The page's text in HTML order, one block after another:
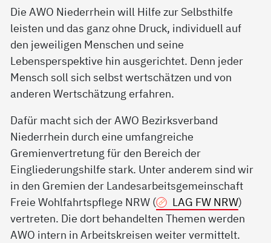
Die AWO Niederrhein will Hilfe zur Selbsthilfe
leisten und das ganz ohne Druck, individuell auf
den jeweiligen Menschen und seine
Lebensperspektive hin ausgerichtet. Denn jeder
Mensch soll sich selbst wertschätzen und von
anderen Wertschätzung erfahren.
Dafür macht sich der AWO Bezirksverband
Niederrhein durch eine umfangreiche
Gremienvertretung für den Bereich der
Eingliederungshilfe stark. Unter anderem sind wir
in den Gremien der Landesarbeitsgemeinschaft
Freie Wohlfahrtspflege NRW (
LAG FW NRW)
vertreten. Die dort behandelten Themen werden
AWO intern in Arbeitskreisen weiter vermittelt.